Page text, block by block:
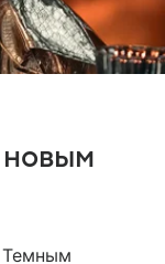
новым
Темным